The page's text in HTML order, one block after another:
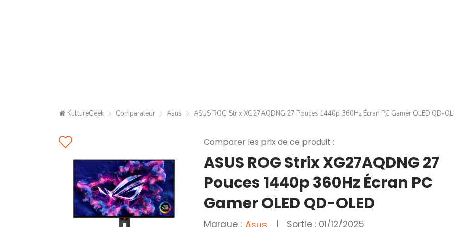
KultureGeek Comparateur Asus ASUS ROG Strix XG27AQDNG 27 Pouces 1440p 360Hz Écran PC Gamer OLED QD-
Comparer les prix de ce produit :
ASUS ROG Strix XG27AQDNG 27
Pouces 1440p 360Hz Écran PC
Gamer OLED QD-OLED
Marque : | Sortie : 01/12/2025